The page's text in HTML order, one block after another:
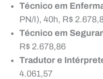
Técnico em
PN/I), 40h, R$
Técnico em
R$ 2.678,86
Tradutor e
4.061,57